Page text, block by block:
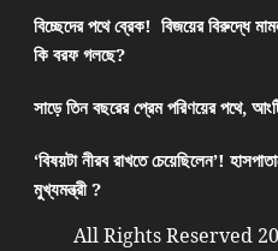
বিচ্ছেদের পথে ব্রেক! বিজয়ের বিরুদ্ধে
কি বরফ গলছে?
সাড়ে তিন বছরের প্রেম পরিণয়ের পথে,
‘বিষয়টা নীরব রাখতে চেয়েছিলেন’!
মুখ্যমন্ত্রী ?
All Rights Reserved